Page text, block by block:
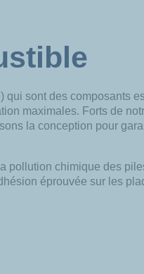
) qui sont des composants
maximales. Forts de
la conception pour
chimique des
éprouvée sur les